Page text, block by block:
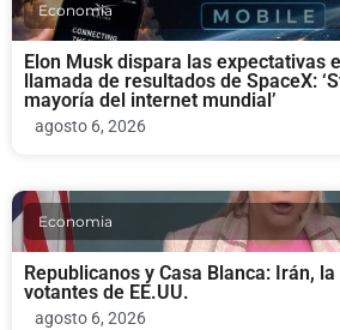
Economia
Elon Musk dispara las expectativas
llamada de resultados de SpaceX:
mayoría del internet mundial’
agosto 6, 2026
Economia
Republicanos y Casa Blanca: Irán,
votantes de EE.UU.
agosto 6, 2026